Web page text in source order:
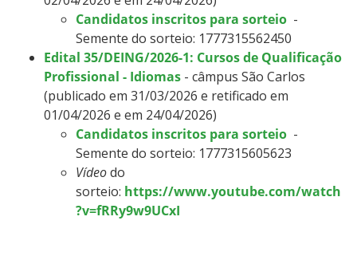
Candidatos inscritos para sorteio -
Semente do sorteio: 1777315562450
Edital 35/DEING/2026-1: Cursos de Qualificação
Profissional - Idiomas - câmpus São Carlos
(publicado em 31/03/2026 e retificado em
01/04/2026 e em 24/04/2026)
Candidatos inscritos para sorteio -
Semente do sorteio: 1777315605623
Vídeodo
sorteio: https://www.youtube.com/watch
?v=fRRy9w9UCxI